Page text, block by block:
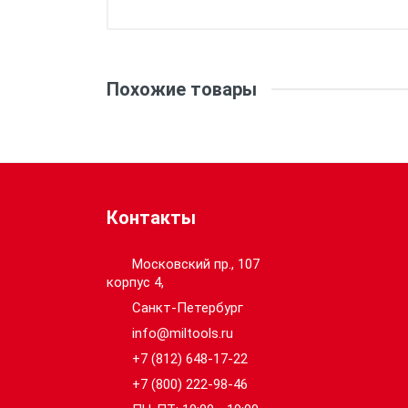
Похожие товары
Контакты
Московский пр., 107
корпус 4,
Санкт-Петербург
info@miltools.ru
+7 (812) 648-17-22
+7 (800) 222-98-46